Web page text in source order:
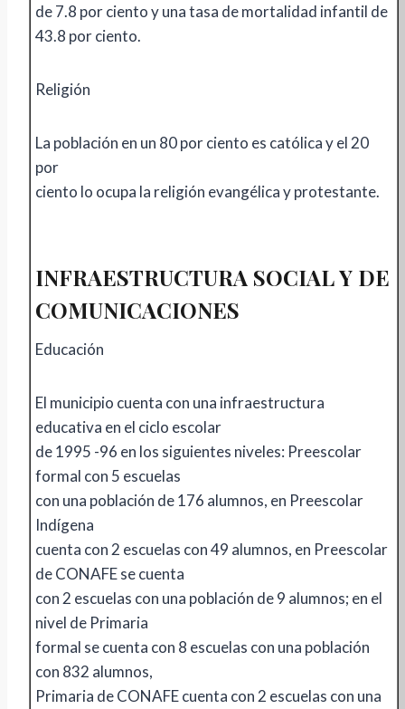
de 7.8 por ciento y una tasa de mortalidad infantil de
43.8 por ciento.
Religión
La población en un 80 por ciento es católica y el 20
por
ciento lo ocupa la religión evangélica y protestante.
INFRAESTRUCTURA SOCIAL Y DE
COMUNICACIONES
Educación
El municipio cuenta con una infraestructura
educativa en el ciclo escolar
de 1995 -96 en los siguientes niveles: Preescolar
formal con 5 escuelas
con una población de 176 alumnos, en Preescolar
Indígena
cuenta con 2 escuelas con 49 alumnos, en Preescolar
de CONAFE se cuenta
con 2 escuelas con una población de 9 alumnos; en el
nivel de Primaria
formal se cuenta con 8 escuelas con una población
con 832 alumnos,
Primaria de CONAFE cuenta con 2 escuelas con una